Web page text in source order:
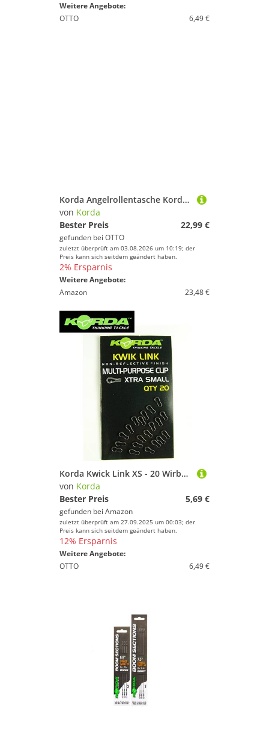
Weitere Angebote:
OTTO
6,49 €
Korda Angelrollentasche Korda Compac 110 Kamo
von Korda
Bester Preis
22,99 €
gefunden bei OTTO
zuletzt überprüft am 03.08.2026 um 10:19; der
Preis kann sich seitdem geändert haben.
2% Ersparnis
Weitere Angebote:
Amazon
23,48 €
Korda Kwick Link XS - 20 Wirbel zum Karpfenangeln, Einhänger für Karpfenblei, Angelwirbel für Karpfen, Karpfenwirbel
von Korda
Bester Preis
5,69 €
gefunden bei Amazon
zuletzt überprüft am 27.09.2025 um 00:03; der
Preis kann sich seitdem geändert haben.
12% Ersparnis
Weitere Angebote:
OTTO
6,49 €